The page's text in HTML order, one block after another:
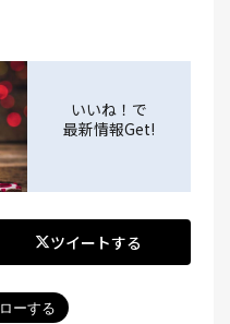
いいね！で
最新情報Get!
ツイートする